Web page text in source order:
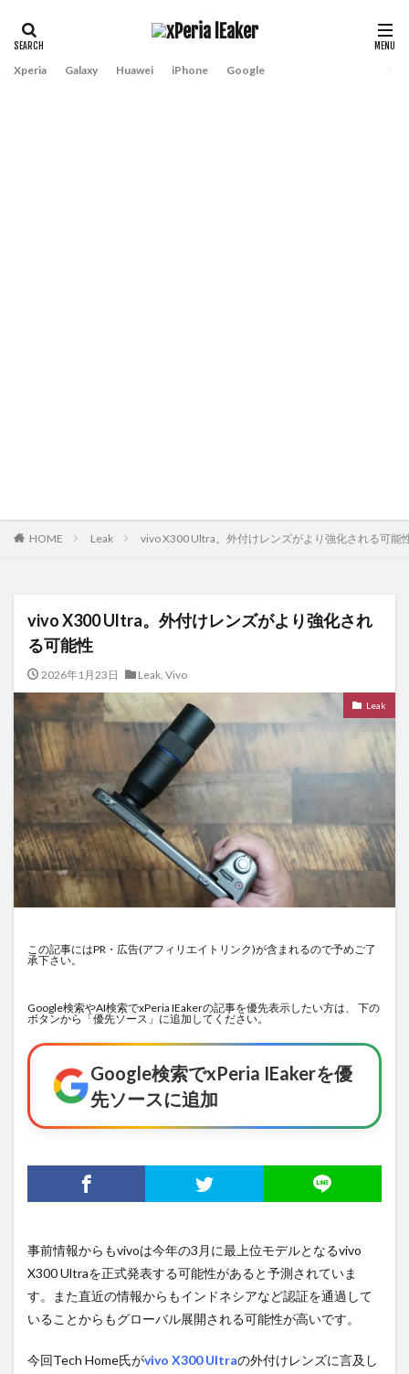
Xperia Galaxy Huawei iPhone Google
HOME Leak vivo X300 Ultra。外付けレンズがより強化される可能
vivo X300 Ultra。外付けレンズがより強化され
る可能性
2026年1月23日 Leak, Vivo
Leak
この記事にはPR・広告(アフィリエイトリンク)が含まれるので予めご了
承下さい。
Google検索やAI検索でxPeria IEakerの記事を優先表示したい方は、 下の
ボタンから「優先ソース」に追加してください。
Google検索でxPeria IEakerを優
先ソースに追加
事前情報からもvivoは今年の3月に最上位モデルとなるvivo
X300 Ultraを正式発表する可能性があると予測されていま
す。また直近の情報からもインドネシアなど認証を通過して
いることからもグローバル展開される可能性が高いです。
今回Tech Home氏がvivo X300 Ultraの外付けレンズに言及し